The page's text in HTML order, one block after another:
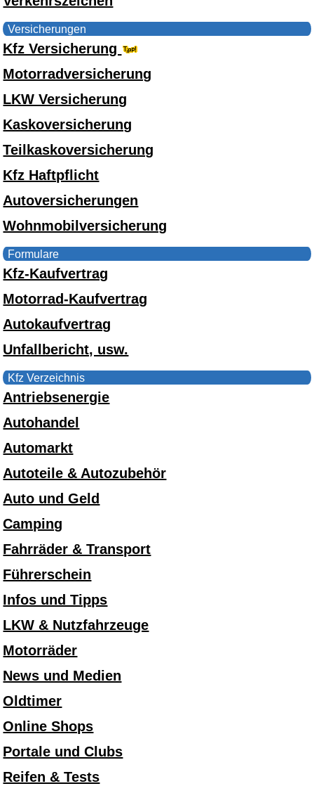
Versicherungen
Kfz Versicherung
Motorradversicherung
LKW Versicherung
Kaskoversicherung
Teilkaskoversicherung
Kfz Haftpflicht
Autoversicherungen
Wohnmobilversicherung
Formulare
Kfz-Kaufvertrag
Motorrad-Kaufvertrag
Autokaufvertrag
Unfallbericht, usw.
Kfz Verzeichnis
Antriebsenergie
Autohandel
Automarkt
Autoteile & Autozubehör
Auto und Geld
Camping
Fahrräder & Transport
Führerschein
Infos und Tipps
LKW & Nutzfahrzeuge
Motorräder
News und Medien
Oldtimer
Online Shops
Portale und Clubs
Reifen & Tests